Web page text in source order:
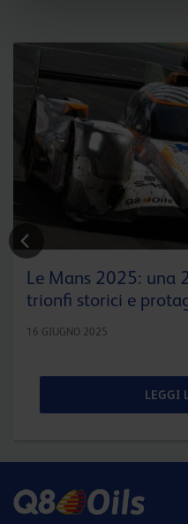
Le Mans 2025: una
trionfi storici e
16 GIUGNO 2025
LEGGI